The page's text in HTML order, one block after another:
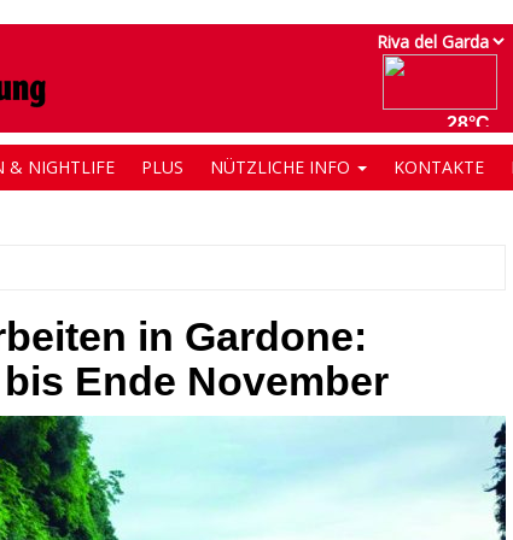
& NIGHTLIFE PLUS NÜTZLICHE INFO KONTAKTE
in Gardone:
Ende November